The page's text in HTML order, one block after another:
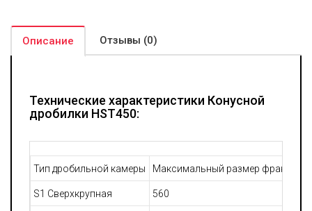
Описание Отзывы (0)
Технические характеристики Конусной
дробилки HST450:
Тип дробильной камеры Максимальный размер фракции
S1 Сверхкрупная 560